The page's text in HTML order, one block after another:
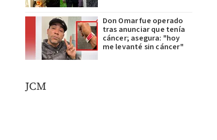
Don Omar fue operado
tras anunciar que tenía
cáncer; asegura: "hoy
me levanté sin cáncer"
JCM